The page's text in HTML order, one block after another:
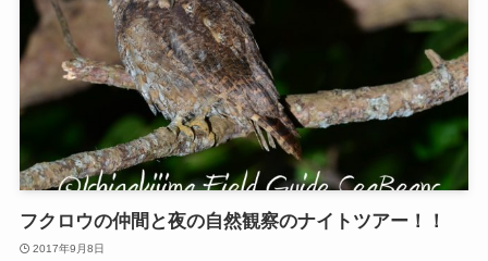
フクロウの仲間と夜の自然観察のナイトツアー！！
2017年9月8日